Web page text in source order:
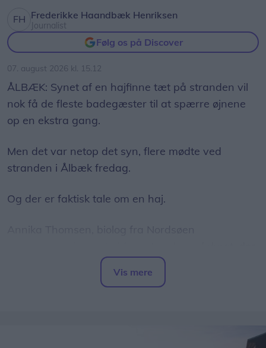
Frederikke Haandbæk Henriksen
Journalist
Følg os på Discover
07. august 2026 kl. 15.12
ÅLBÆK: Synet af en hajfinne tæt på stranden vil
nok få de fleste badegæster til at spærre øjnene
op en ekstra gang.
Men det var netop det syn, flere mødte ved
stranden i Ålbæk fredag.
Og der er faktisk tale om en haj.
er blevet spottet nær kysten ved Ålbæk, og hun
bekræfter over for LigeHer.nu, at der er tale om en
Vis mere